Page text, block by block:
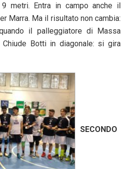
metri. Entra in campo anche il
Marra. Ma il risultato non cambia:
il palleggiatore di Massa
Botti in diagonale: si gira
SECONDO